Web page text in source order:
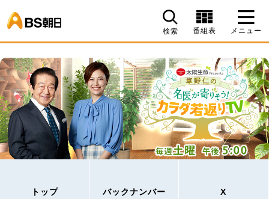
検索 番組表 メニュー
トップ バックナンバー X